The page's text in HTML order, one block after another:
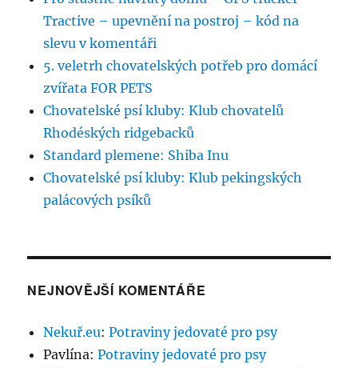
Tractive – upevnění na postroj – kód na
slevu v komentáři
5. veletrh chovatelských potřeb pro domácí
zvířata FOR PETS
Chovatelské psí kluby: Klub chovatelů
Rhodéských ridgebacků
Standard plemene: Shiba Inu
Chovatelské psí kluby: Klub pekingských
palácových psíků
NEJNOVĚJŠÍ KOMENTÁŘE
Nekuř.eu:Potraviny jedovaté pro psy
Pavlína:Potraviny jedovaté pro psy